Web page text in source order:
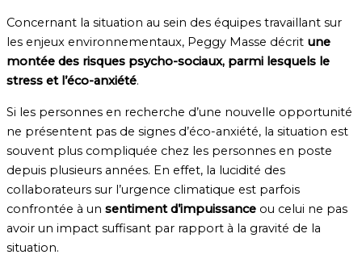
Concernant la situation au sein des équipes travaillant sur
les enjeux environnementaux, Peggy Masse décrit une
montée des risques psycho-sociaux, parmi lesquels le
stress et l’éco-anxiété.
Si les personnes en recherche d’une nouvelle opportunité
ne présentent pas de signes d’éco-anxiété, la situation est
souvent plus compliquée chez les personnes en poste
depuis plusieurs années. En effet, la lucidité des
collaborateurs sur l’urgence climatique est parfois
confrontée à un sentiment d’impuissance ou celui ne pas
avoir un impact suffisant par rapport à la gravité de la
situation.